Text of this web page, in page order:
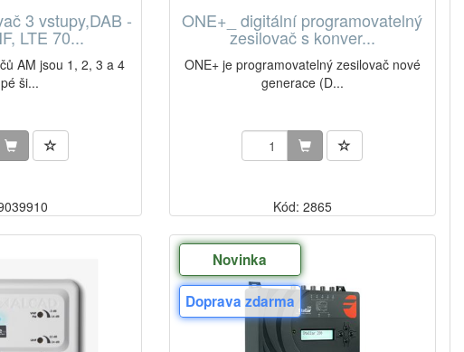
3 vstupy,DAB -
LTE 70...
AM jsou 1, 2, 3 a 4
ši...
ONE+_ digitální programovatelný
zesilovač s konver...
ONE+ je programovatelný zesilovač nové
generace (D...
Kód: 2865
Novinka
Doprava zdarma